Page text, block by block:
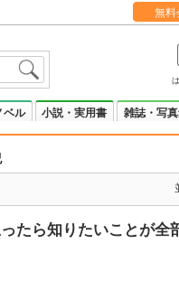
無料
ベル 小説・実用書 雑誌・写
たら知りたいことが全